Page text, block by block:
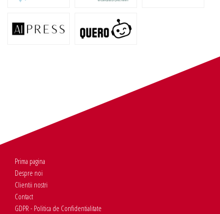
Prima pagina
Despre noi
Clientii nostri
Contact
GDPR - Politica de Confidentialitate